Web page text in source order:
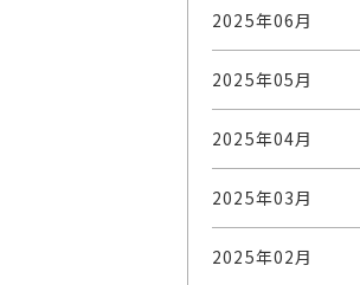
2025年06月
2025年05月
2025年04月
2025年03月
2025年02月